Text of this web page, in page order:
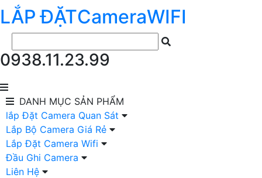
LẮP ĐẶTCameraWIFI
0938.11.23.99
DANH MỤC SẢN PHẨM
lắp Đặt Camera Quan Sát
Lắp Bộ Camera Giá Rẻ
Lắp Đặt Camera Wifi
Đầu Ghi Camera
Liên Hệ